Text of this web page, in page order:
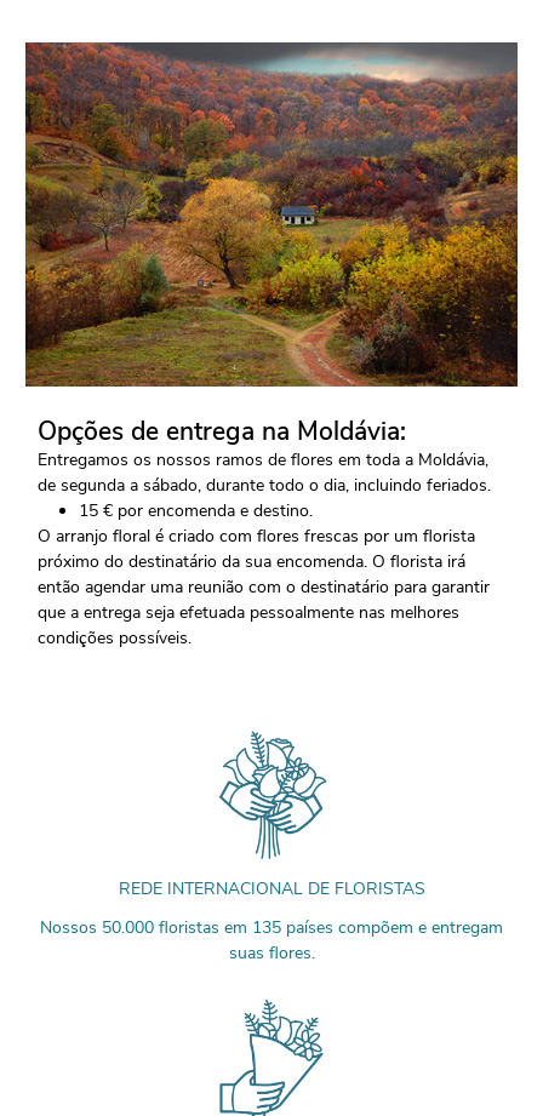
Opções de entrega na Moldávia:
Entregamos os nossos ramos de flores em toda a Moldávia,
de segunda a sábado, durante todo o dia, incluindo feriados.
15 € por encomenda e destino.
O arranjo floral é criado com flores frescas por um florista
próximo do destinatário da sua encomenda. O florista irá
então agendar uma reunião com o destinatário para garantir
que a entrega seja efetuada pessoalmente nas melhores
condições possíveis.
REDE INTERNACIONAL DE FLORISTAS
Nossos 50.000 floristas em 135 países compõem e entregam
suas flores.